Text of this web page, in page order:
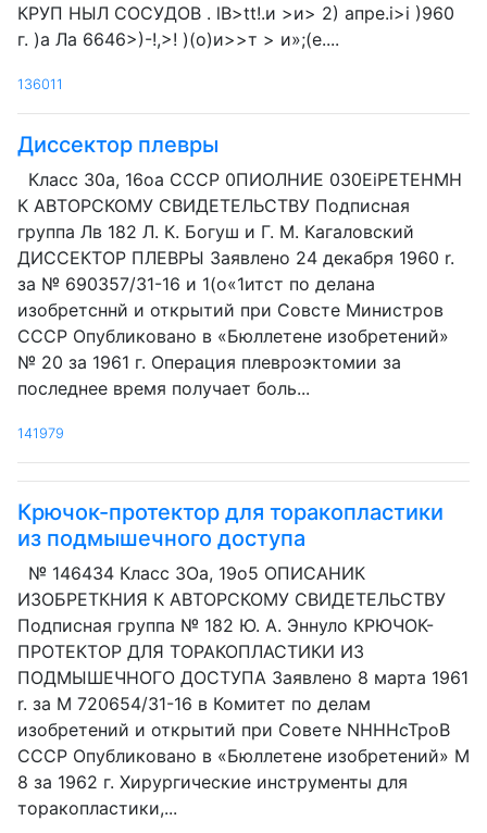
КРУП НЫЛ СОСУДОВ . lB>tt!.и >и> 2) апре.i>i )960
г. )а Ла 6646>)-!,>! )(о)и>>т > и»;(е....
136011
Диссектор плевры
Класс 30а, 16оа СССР 0ПИОЛНИЕ 030EiPETEHMH
К АВТОРСКОМУ СВИДЕТЕЛЬСТВУ Подписная
группа Лв 182 Л. К. Богуш и Г. М. Кагаловский
ДИССЕКТОР ПЛЕВРЫ Заявлено 24 декабря 1960 r.
за № 690357/31-16 и 1(о«1итст по делана
изобретсннй и открытий при Совсте Министров
СССР Опубликовано в «Бюллетене изобретений»
№ 20 за 1961 г. Операция плевроэктомии за
последнее время получает боль...
141979
Крючок-протектор для торакопластики
из подмышечного доступа
№ 146434 Класс ЗОа, 19о5 ОПИСАНИК
ИЗОБРЕТКНИЯ К АВТОРСКОМУ СВИДЕТЕЛЬСТВУ
Подписная группа № 182 Ю. А. Эннуло КРЮЧОК-
ПРОТЕКТОР ДЛЯ ТОРАКОПЛАСТИКИ ИЗ
ПОДМЫШЕЧНОГО ДОСТУПА Заявлено 8 марта 1961
r. за М 720654/31-16 в Комитет по делам
изобретений и открытий при Совете NHHHcTpoB
СССР Опубликовано в «Бюллетене изобретений» М
8 за 1962 г. Хирургические инструменты для
торакопластики,...